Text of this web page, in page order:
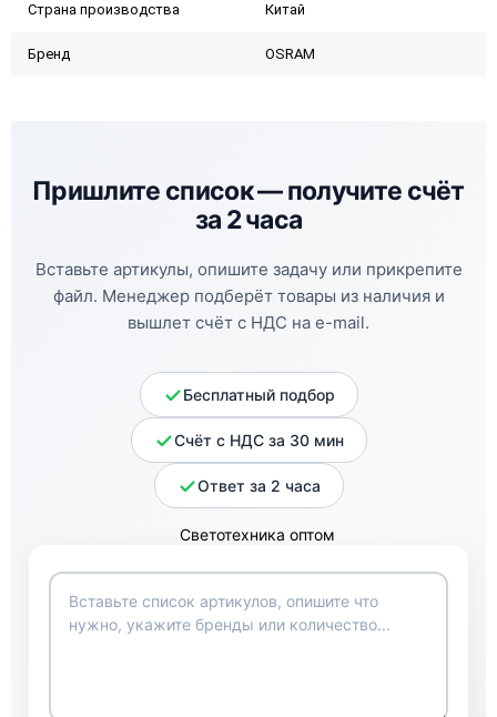
Страна производства Китай
Бренд OSRAM
Пришлите список —получите счёт
за 2 часа
Вставьте артикулы, опишите задачу или прикрепите
файл. Менеджер подберёт товары из наличия и
вышлет счёт с НДС на e-mail.
Бесплатный подбор
Счёт с НДС за 30 мин
Ответ за 2 часа